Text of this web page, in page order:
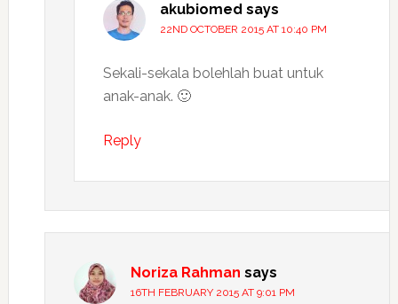
akubiomed says
22ND OCTOBER 2015 AT 10:40 PM
Sekali-sekala bolehlah buat untuk
anak-anak. 🙂
Reply
Noriza Rahman says
16TH FEBRUARY 2015 AT 9:01 PM